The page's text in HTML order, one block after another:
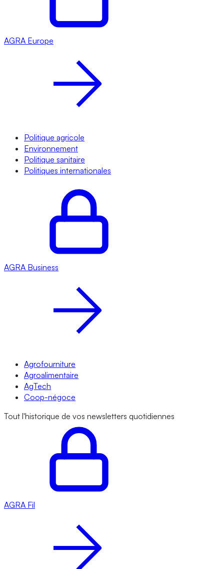
AGRA Europe
Politique agricole
Environnement
Politique sanitaire
Politiques internationales
AGRA Business
Agrofourniture
Agroalimentaire
AgTech
Coop-négoce
Tout l'historique de vos newsletters quotidiennes
AGRA Fil